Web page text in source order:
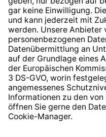
* Alle Preise inkl.